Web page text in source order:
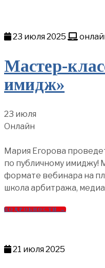
23 июля 2025
Мастер-
имидж»
23 июля
Онлайн
Мария Егорова
по публичному имиджу!
формате вебинара на
школа арбитража,
ПОДРОБНОСТИ →
21 июля 2025